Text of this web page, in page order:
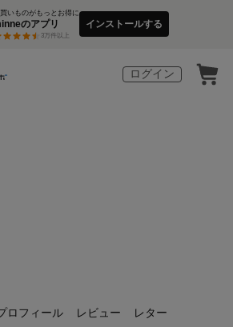
いものがもっとお得に
のアプリ
3万件以上
インストールする
ログイン
ロフィール レビュー レター